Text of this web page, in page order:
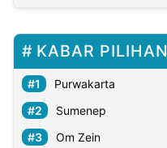
KABAR PILIHAN
Purwakarta
Sumenep
Om Zein